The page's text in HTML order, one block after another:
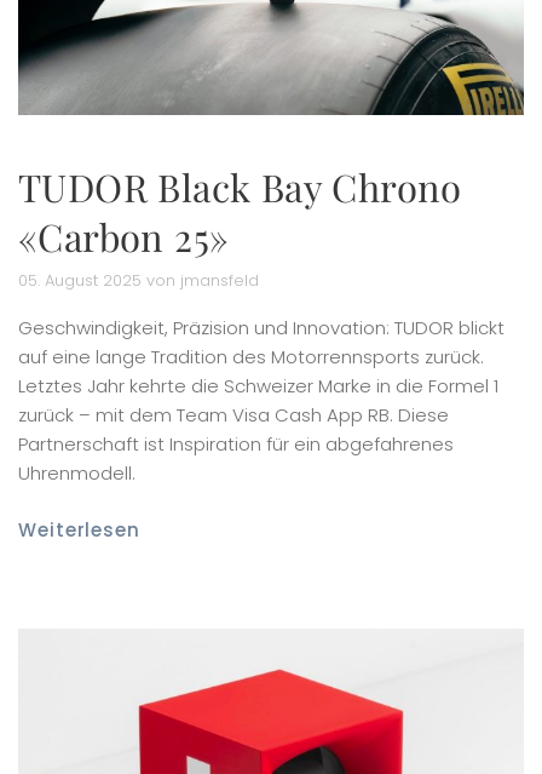
TUDOR Black Bay Chrono
«Carbon 25»
05. August 2025 von jmansfeld
Geschwindigkeit, Präzision und Innovation: TUDOR blickt
auf eine lange Tradition des Motorrennsports zurück.
Letztes Jahr kehrte die Schweizer Marke in die Formel 1
zurück – mit dem Team Visa Cash App RB. Diese
Partnerschaft ist Inspiration für ein abgefahrenes
Uhrenmodell.
Weiterlesen